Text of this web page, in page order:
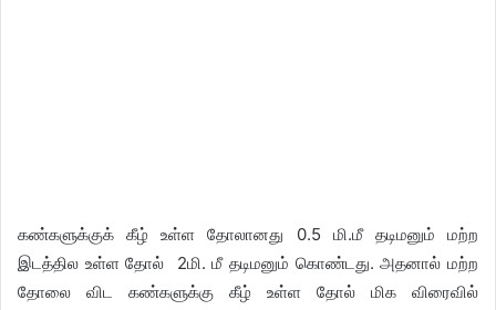
கண்களுக்குக் கீழ் உள்ள தோலானது 0.5 மி.மீ தடிமனும் மற்ற
இடத்தில உள்ள தோல் 2மி. மீ தடிமனும் கொண்டது. அதனால் மற்ற
தோலை விட கண்களுக்கு கீழ் உள்ள தோல் மிக விரைவில்